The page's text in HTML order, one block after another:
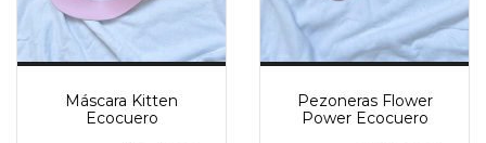
Máscara Kitten
Ecocuero
Pezoneras Flower
Power Ecocuero